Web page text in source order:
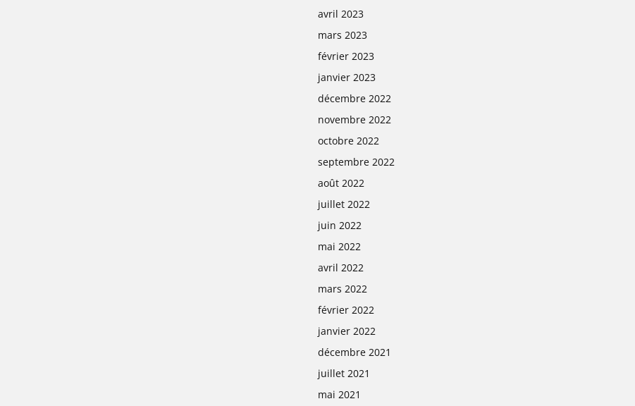
avril 2023
mars 2023
février 2023
janvier 2023
décembre 2022
novembre 2022
octobre 2022
septembre 2022
août 2022
juillet 2022
juin 2022
mai 2022
avril 2022
mars 2022
février 2022
janvier 2022
décembre 2021
juillet 2021
mai 2021